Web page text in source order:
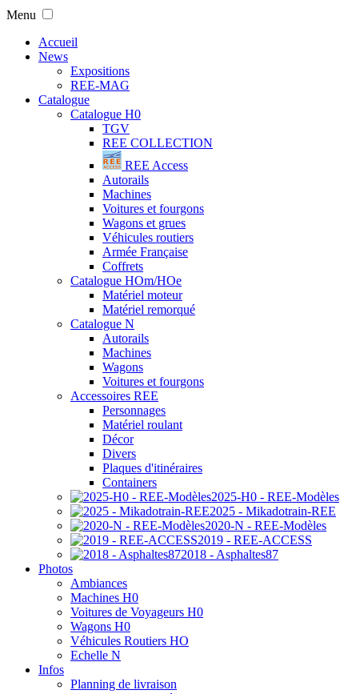
Menu
Accueil
News
Expositions
REE-MAG
Catalogue
Catalogue H0
TGV
REE COLLECTION
REE Access
Autorails
Machines
Voitures et fourgons
Wagons et grues
Véhicules routiers
Armée Française
Coffrets
Catalogue HOm/HOe
Matériel moteur
Matériel remorqué
Catalogue N
Autorails
Machines
Wagons
Voitures et fourgons
Accessoires REE
Personnages
Matériel roulant
Décor
Divers
Plaques d'itinéraires
Containers
2025-H0 - REE-Modèles
2025 - Mikadotrain-REE
2020-N - REE-Modèles
2019 - REE-ACCESS
2018 - Asphaltes87
Photos
Ambiances
Machines H0
Voitures de Voyageurs H0
Wagons H0
Véhicules Routiers HO
Echelle N
Infos
Planning de livraison